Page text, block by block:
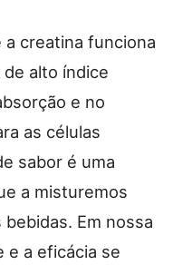
a creatina funciona
alto índice
e no
as células
sabor é uma
a misturemos
Em nossa
e a eficácia se